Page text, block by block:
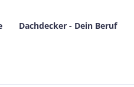
Dachdecker - Dein Beruf